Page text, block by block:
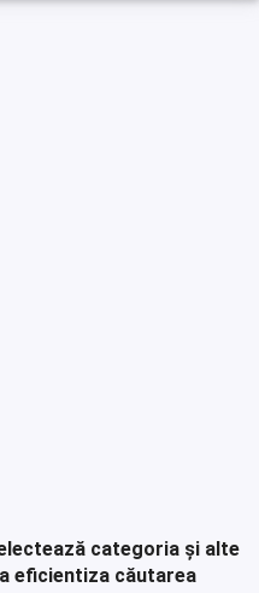
categoria și alte
eficientiza căutarea